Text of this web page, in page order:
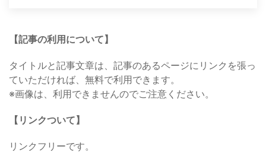
【記事の利用について】
タイトルと記事文章は、記事のあるページにリンクを張っ
ていただければ、無料で利用できます。
※画像は、利用できませんのでご注意ください。
【リンクついて】
リンクフリーです。